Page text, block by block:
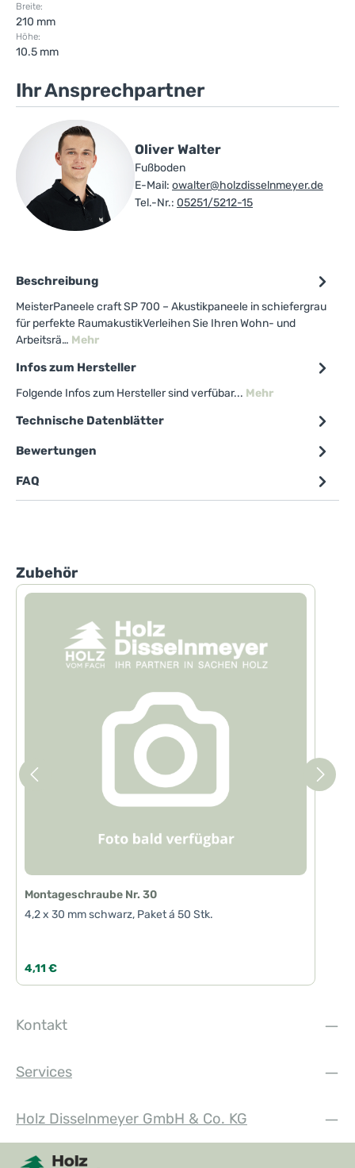
Breite:
210 mm
Höhe:
10.5 mm
Ihr Ansprechpartner
Oliver Walter
Fußboden
E-Mail: owalter@holzdisselnmeyer.de
Tel.-Nr.: 05251/5212-15
Beschreibung
MeisterPaneele craft SP 700 – Akustikpaneele in schiefergrau
für perfekte RaumakustikVerleihen Sie Ihren Wohn- und
Arbeitsrä… Mehr
Infos zum Hersteller
Folgende Infos zum Hersteller sind verfübar... Mehr
Technische Datenblätter
Bewertungen
FAQ
Produktgalerie überspringen
Zubehör
Montageschraube Nr. 30
4,2 x 30 mm schwarz, Paket á 50 Stk.
Regulärer Preis:
4,11 €
Kontakt
Services
Holz Disselnmeyer GmbH & Co. KG